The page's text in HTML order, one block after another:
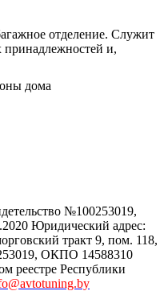
отделение. Служит
принадлежностей и,
№100253019,
Юридический адрес:
тракт 9, пом. 118,
ОКПО 14588310
реестре Республики